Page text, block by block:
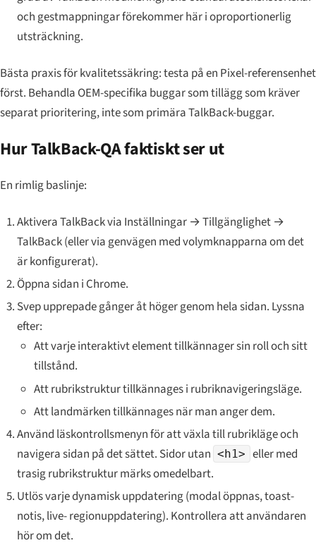
och gestmappningar förekommer här i oproportionerlig
utsträckning.
Bästa praxis för kvalitetssäkring: testa på en Pixel-referensenhet
först. Behandla OEM-specifika buggar som tillägg som kräver
separat prioritering, inte som primära TalkBack-buggar.
Hur TalkBack-QA faktiskt ser ut
En rimlig baslinje:
Aktivera TalkBack via Inställningar → Tillgänglighet →
TalkBack (eller via genvägen med volymknapparna om det
är konfigurerat).
Öppna sidan i Chrome.
Svep upprepade gånger åt höger genom hela sidan. Lyssna
efter:
Att varje interaktivt element tillkännager sin roll och sitt
tillstånd.
Att rubrikstruktur tillkännages i rubriknavigeringsläge.
Att landmärken tillkännages när man anger dem.
Använd läskontrollsmenyn för att växla till rubrikläge och
navigera sidan på det sättet. Sidor utan <h1> eller med
trasig rubrikstruktur märks omedelbart.
Utlös varje dynamisk uppdatering (modal öppnas, toast-
notis, live- regionuppdatering). Kontrollera att användaren
hör om det.